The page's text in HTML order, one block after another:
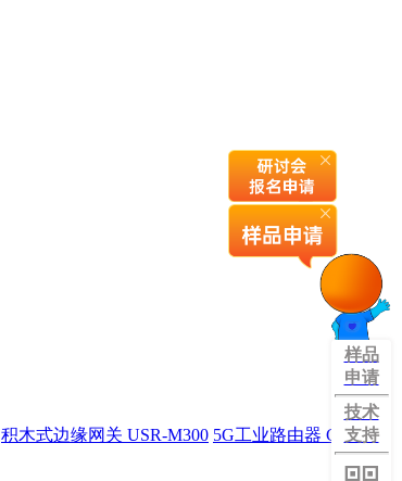
积木式边缘网关 USR-M300 5G工业路由器 G809旗
样品
申请
技术
支持